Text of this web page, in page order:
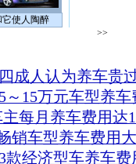
它使人陶醉
>>
成人认为养车贵
～15万元车型养车
每月养车费用达
销车型养车费用
款经济型车养车费